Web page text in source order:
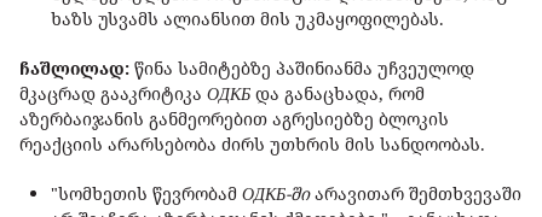
ხაზს უსვამს ალიანსით მის უკმაყოფილებას.
ჩაშლილად: წინა სამიტებზე პაშინიანმა უჩვეულოდ
მკაცრად გააკრიტიკა ОДКБ და განაცხადა, რომ
აზერბაიჯანის განმეორებით აგრესიებზე ბლოკის
რეაქციის არარსებობა ძირს უთხრის მის სანდოობას.
"სომხეთის წევრობამ ОДКБ-შიარავითარ შემთხვევაში